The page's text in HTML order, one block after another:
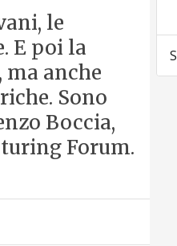
le
E poi la
anche
Sono
Boccia,
Forum.